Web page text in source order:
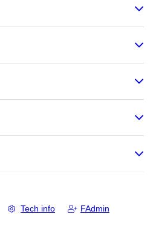
Tech info FAdmin